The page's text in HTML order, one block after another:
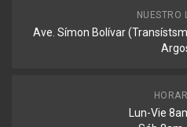
NUESTRO
Ave. Símon Bolívar
Lun-Vie